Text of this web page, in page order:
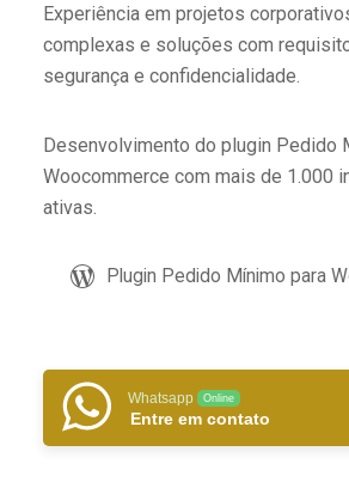
Experiência em projetos
complexas e soluções com
segurança e confidencialidade.
Desenvolvimento do plugin Pedido
Woocommerce com mais de 1.000
ativas.
Plugin Pedido Mínimo para
Whatsapp Online
Entre em contato